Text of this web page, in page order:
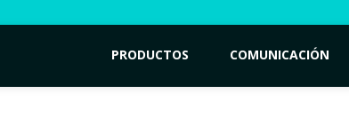
PRODUCTOS COMUNICACIÓN